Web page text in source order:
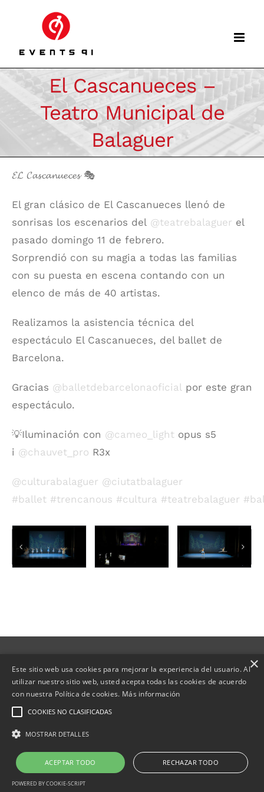
El Cascanueces –
Teatro Municipal de
Balaguer
𝓔𝓛 𝓒𝓪𝓼𝓬𝓪𝓷𝓾𝓮𝓬𝓮𝓼 🎭
El gran clásico de El Cascanueces llenó de
sonrisas los escenarios del @teatrebalaguer el
pasado domingo 11 de febrero.
Sorprendió con su magia a todas las familias
con su puesta en escena contando con un
elenco de más de 40 artistas.
Realizamos la asistencia técnica del
espectáculo El Cascanueces, del ballet de
Barcelona.
Gracias @balletdebarcelonaoficial por este gran
espectáculo.
💡Iluminación con @cameo_light opus s5
i @chauvet_pro R3x
@culturabalaguer @ciutatbalaguer
#ballet #trencanous #cultura #teatrebalaguer
Copyright | Web desenvolupada per
|Política de Cookies|
Política de privacidad|Aviso Legal
Ambiental
×
Este sitio web usa cookies para mejorar la experiencia del usuario. Al
utilizar nuestro sitio web, usted acepta todas las cookies de acuerdo
con nuestra Política de cookies. Más información
COOKIES NO CLASIFICADAS
MOSTRAR DETALLES
ACEPTAR TODO RECHAZAR TODO
POWERED BY COOKIE-SCRIPT